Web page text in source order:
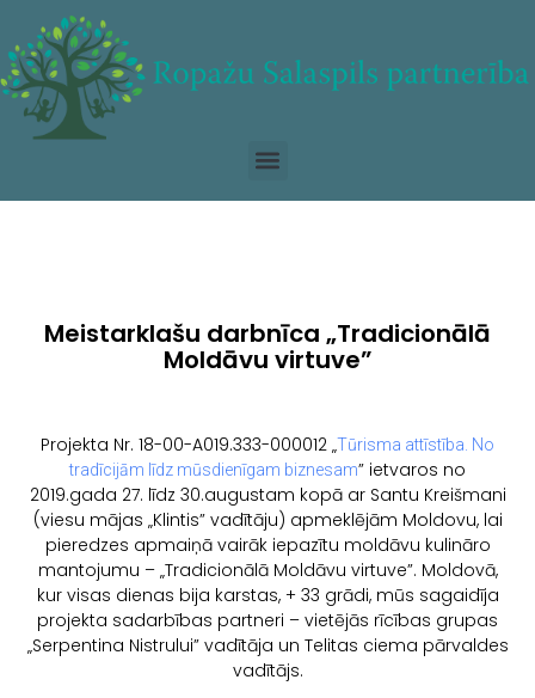
Meistarklašu darbnīca „Tradicionālā
Moldāvu virtuve”
Projekta Nr. 18-00-A019.333-000012 „Tūrisma attīstība. No
tradīcijām līdz mūsdienīgam biznesam” ietvaros no
2019.gada 27. līdz 30.augustam kopā ar Santu Kreišmani
(viesu mājas „Klintis” vadītāju) apmeklējām Moldovu, lai
pieredzes apmaiņā vairāk iepazītu moldāvu kulināro
mantojumu – „Tradicionālā Moldāvu virtuve”. Moldovā,
kur visas dienas bija karstas, + 33 grādi, mūs sagaidīja
projekta sadarbības partneri – vietējās rīcības grupas
„Serpentina Nistrului” vadītāja un Telitas ciema pārvaldes
vadītājs.